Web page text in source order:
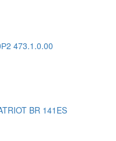
473.1.0.00
BR 141ES